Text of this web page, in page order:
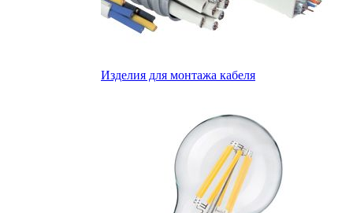
Изделия для монтажа кабеля